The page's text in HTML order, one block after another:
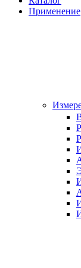
Применение